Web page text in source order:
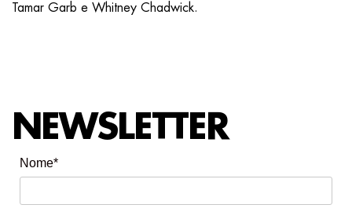
Tamar Garb e Whitney Chadwick.
NEWSLETTER
Nome*